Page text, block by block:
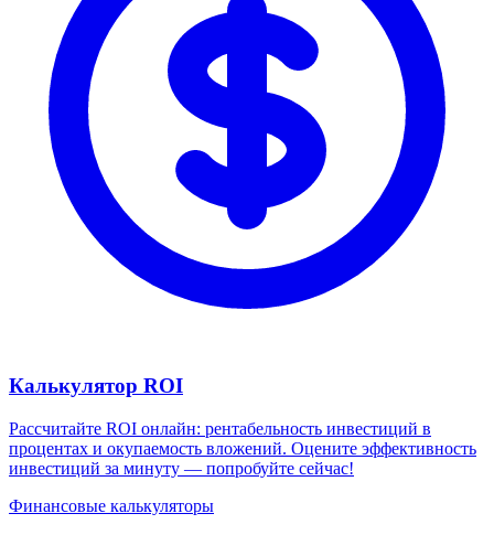
Калькулятор ROI
Рассчитайте ROI онлайн: рентабельность инвестиций в
процентах и окупаемость вложений. Оцените эффективность
инвестиций за минуту — попробуйте сейчас!
Финансовые калькуляторы